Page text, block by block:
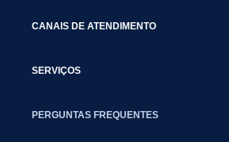
CANAIS DE ATENDIMENTO
SERVIÇOS
PERGUNTAS FREQUENTES